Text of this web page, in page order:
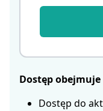
Dostęp obejmuje
Dostęp do